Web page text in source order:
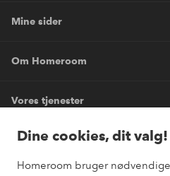
Dine cookies, dit valg!
Homeroom bruger
Mine sider
Om Homeroom
Vores tjenester
Vilkår